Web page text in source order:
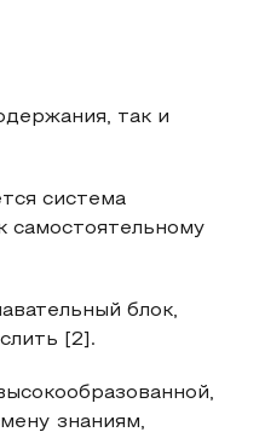
так и
система
самостоятельному
блок,
[2].
знаниям,